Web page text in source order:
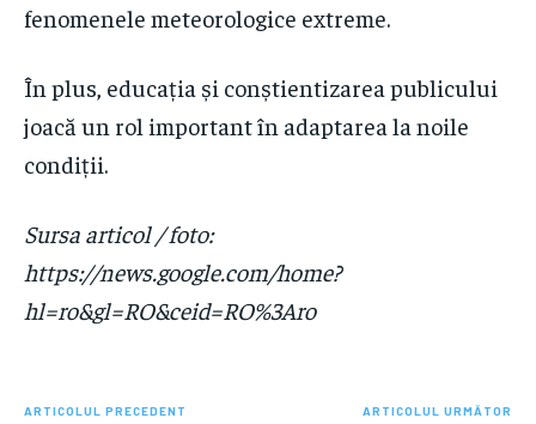
fenomenele meteorologice extreme.
În plus, educația și conștientizarea publicului
joacă un rol important în adaptarea la noile
condiții.
Sursa articol / foto:
https://news.google.com/home?
hl=ro&gl=RO&ceid=RO%3Aro
ARTICOLUL PRECEDENT ARTICOLUL URMĂTOR